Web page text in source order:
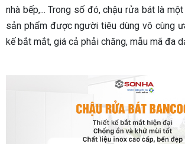
nhà bếp,... Trong số đó, chậu rửa bát là
sản phẩm được người tiêu dùng vô cùng
kế bắt mắt, giá cả phải chăng, mẫu mã đa